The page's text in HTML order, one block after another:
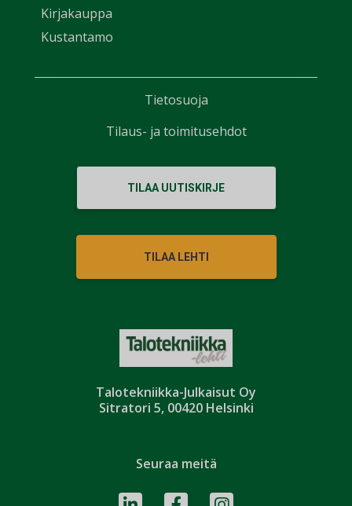
Talotekniikka-Julkaisut Oy
Sitratori 5, 00420 Helsinki
Kirjakauppa
Kustantamo
TILAA UUTISKIRJE
TILAA LEHTI
Seuraa meitä
Tietosuoja
Tilaus- ja toimitusehdot